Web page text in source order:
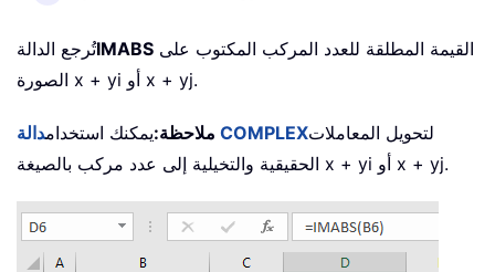
تُرجع الدالةIMABS
الصورة x + yi أو x + yj.
ملاحظة:يمكنك استخدام دالة COMPLEXلتحويل المعاملات
الحقيقية والتخيلية إلى عدد مركب بالصيغة x + yi أو x + yj.